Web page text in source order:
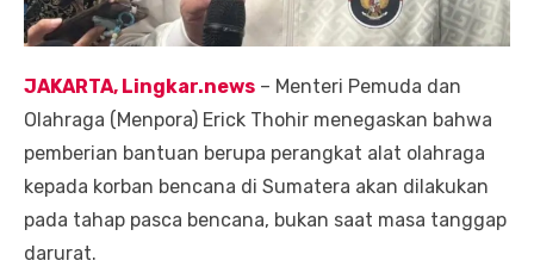
JAKARTA, Lingkar.news – Menteri Pemuda dan
Olahraga (Menpora) Erick Thohir menegaskan bahwa
pemberian bantuan berupa perangkat alat olahraga
kepada korban bencana di Sumatera akan dilakukan
pada tahap pasca bencana, bukan saat masa tanggap
darurat.